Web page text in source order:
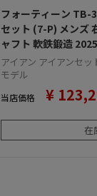
フォーティーン TB-
セット (7-P) メンズ
ャフト 軟鉄鍛造
OURTEEN ゴルフク
アイアン アイアンセ
モデル
当店価格 ¥
在